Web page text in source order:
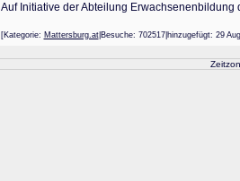
Auf Initiative der Abteilung
[Kategorie: Mattersburg.at|Besuche: 702517|hinzugefügt: